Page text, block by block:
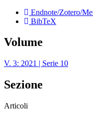
Endnote/Zotero/
BibTeX
Volume
V. 3: 2021 | Serie 10
Sezione
Articoli